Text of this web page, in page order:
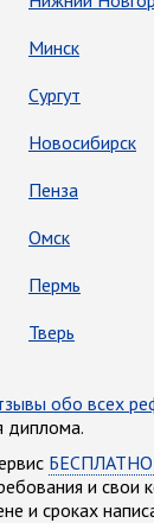
Минск
Сургут
Новосибирск
Пенза
Омск
Пермь
Тверь
обо всех
диплома.
и свои
и сроках